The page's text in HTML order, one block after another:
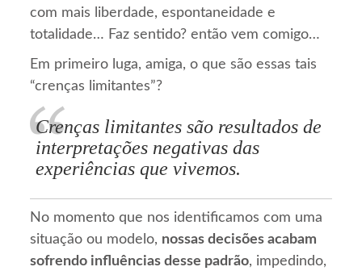
com mais liberdade, espontaneidade e
totalidade… Faz sentido? então vem comigo…
Em primeiro luga, amiga, o que são essas tais
“crenças limitantes”?
Crenças limitantes são resultados de
interpretações negativas das
experiências que vivemos.
No momento que nos identificamos com uma
situação ou modelo, nossas decisões acabam
sofrendo influências desse padrão, impedindo,